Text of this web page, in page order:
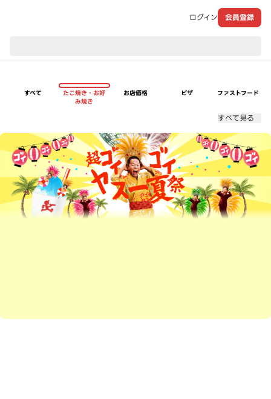
ログイン 会員登録
すべて
たこ焼き・お好
み焼き
お店価格 ピザ ファストフード
すべて見る
超ゴイゴイヤスー夏祭